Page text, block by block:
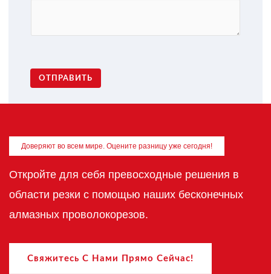
ОТПРАВИТЬ
Доверяют во всем мире. Оцените разницу уже сегодня!
Откройте для себя превосходные решения в
области резки с помощью наших бесконечных
алмазных проволокорезов.
Свяжитесь С Нами Прямо Сейчас!